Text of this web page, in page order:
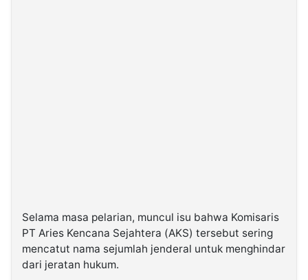
Selama masa pelarian, muncul isu bahwa Komisaris
PT Aries Kencana Sejahtera (AKS) tersebut sering
mencatut nama sejumlah jenderal untuk menghindar
dari jeratan hukum.